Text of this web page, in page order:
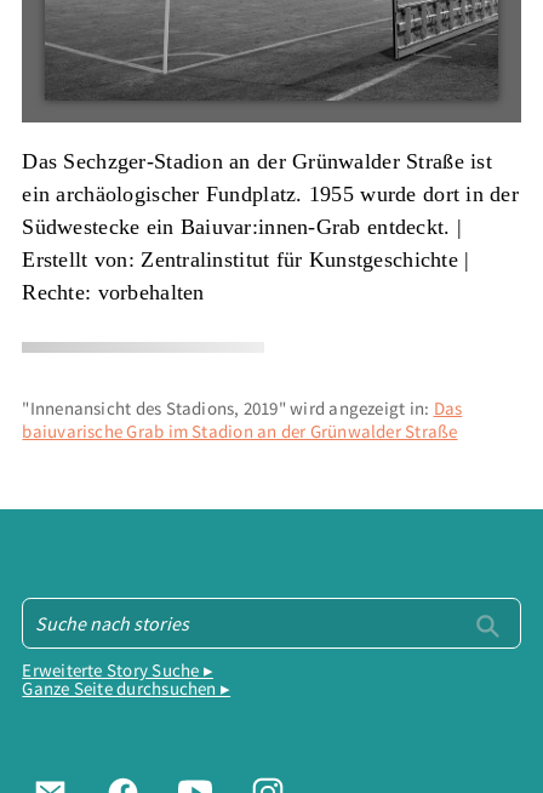
Das Sechzger-Stadion an der Grünwalder Straße ist
ein archäologischer Fundplatz. 1955 wurde dort in der
Südwestecke ein Baiuvar:innen-Grab entdeckt. |
Erstellt von: Zentralinstitut für Kunstgeschichte|
Rechte: vorbehalten
"Innenansicht des Stadions, 2019" wird angezeigt in: Das
baiuvarische Grab im Stadion an der Grünwalder Straße
Erweiterte Story Suche ▸
Ganze Seite durchsuchen ▸